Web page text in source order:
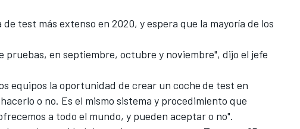
test más extenso en 2020, y espera que la mayoría de los
pruebas, en septiembre, octubre y noviembre", dijo el jefe
equipos la oportunidad de crear un cochede test en
o no. Es el mismo sistema y procedimiento que
a todo el mundo, y pueden aceptar o no".